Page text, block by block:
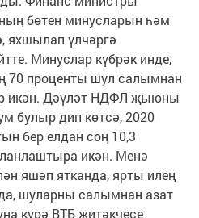
бөтен минусларын һәм
яхшылап үлчәргә
Минуслар күбрәк инде,
70 проценты шул салымнан
икән. Дәүләт НДФЛ җыюны
булыр дип көтсә, 2020
бер елдан соң 10,3
икән. Менә
яшәп ятканда, ярты илең
шуларны салымнан азат
күрә ВТБ җитәкчесе